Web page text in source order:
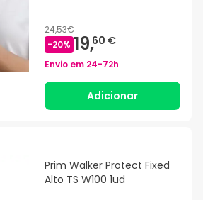
24,53€
-20% 19,60 €
Envio em 24-72h
Adicionar
Prim Walker Protect Fixed
Alto TS W100 1ud